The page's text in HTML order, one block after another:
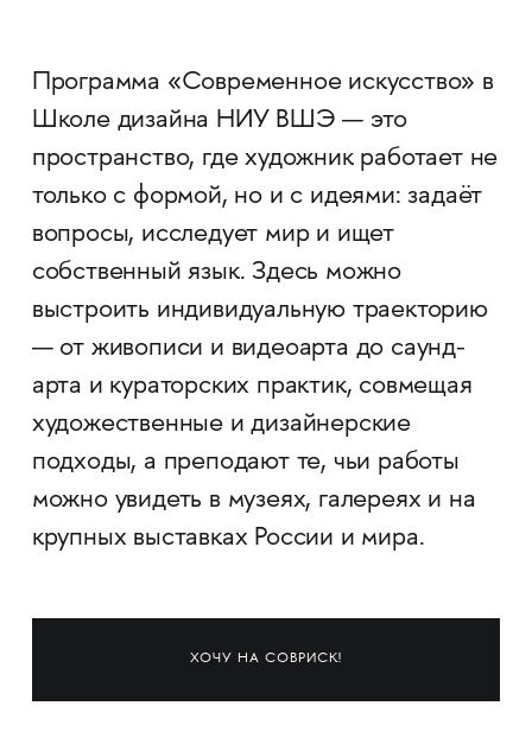
Программа «Современное искусство» в
Школе дизайна НИУ ВШЭ — это
пространство, где художник работает не
только с формой, но и с идеями: задаёт
вопросы, исследует мир и ищет
собственный язык. Здесь можно
выстроить индивидуальную траекторию
— от живописи и видеоарта до саунд-
арта и кураторских практик, совмещая
художественные и дизайнерские
подходы, а преподают те, чьи работы
можно увидеть в музеях, галереях и на
крупных выставках России и мира.
ХОЧУ НА СОВРИСК!